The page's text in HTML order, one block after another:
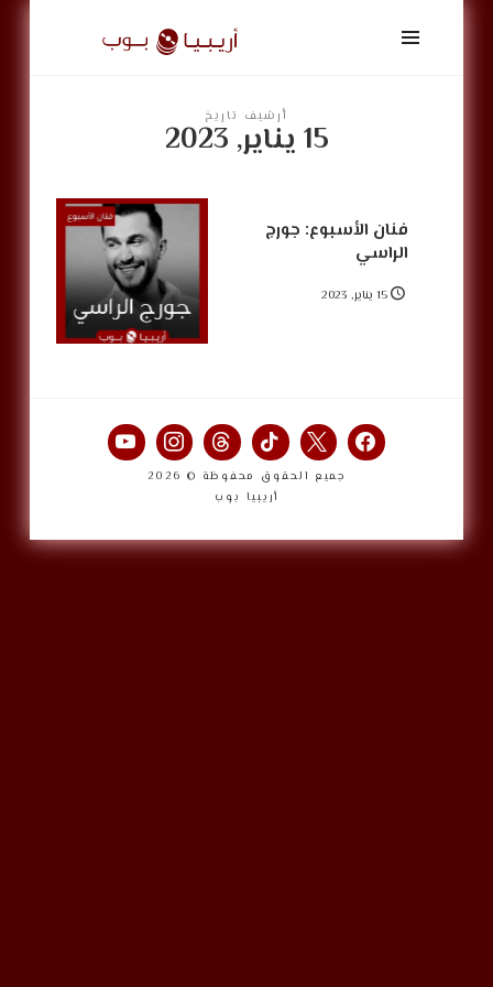
أريبيا
بوب
ArabiaPopأرشيف تاريخ
15 يناير, 2023
فنان الأسبوع: جورج
الراسي
15 يناير, 2023
جميع الحقوق محفوظة © 2026
أريبيا بوب